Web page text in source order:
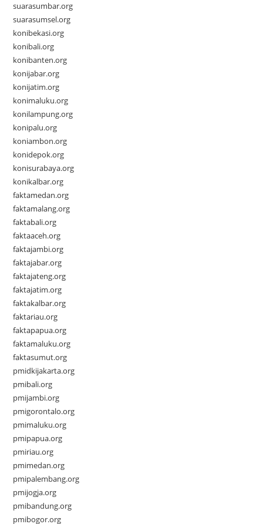
suarasumbar.org
suarasumsel.org
konibekasi.org
konibali.org
konibanten.org
konijabar.org
konijatim.org
konimaluku.org
konilampung.org
konipalu.org
koniambon.org
konidepok.org
konisurabaya.org
konikalbar.org
faktamedan.org
faktamalang.org
faktabali.org
faktaaceh.org
faktajambi.org
faktajabar.org
faktajateng.org
faktajatim.org
faktakalbar.org
faktariau.org
faktapapua.org
faktamaluku.org
faktasumut.org
pmidkijakarta.org
pmibali.org
pmijambi.org
pmigorontalo.org
pmimaluku.org
pmipapua.org
pmiriau.org
pmimedan.org
pmipalembang.org
pmijogja.org
pmibandung.org
pmibogor.org